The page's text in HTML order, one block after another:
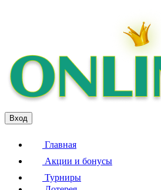
Вход
Главная
Акции и бонусы
Турниры